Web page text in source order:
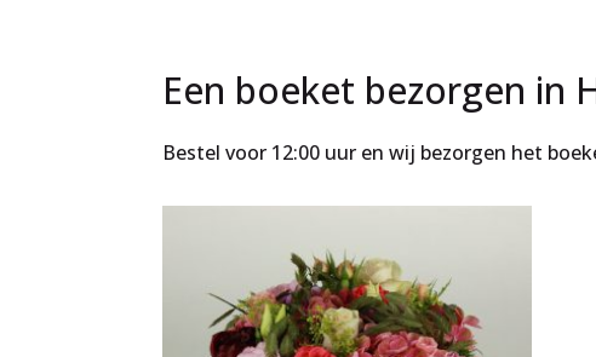
Een boeket bezorgen in
Bestel voor 12:00 uur en wij bezorgen het